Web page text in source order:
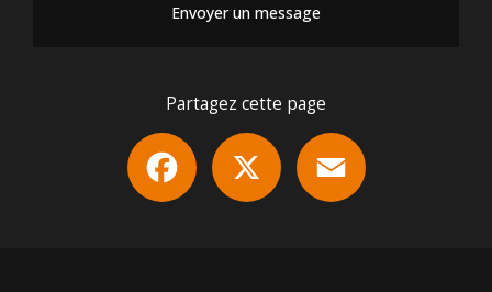
Envoyer un message
Partagez cette page
Facebook